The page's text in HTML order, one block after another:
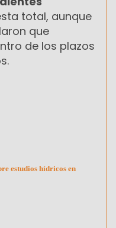
total, aunque
que
de los plazos
estudios hídricos en